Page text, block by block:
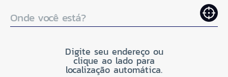
Onde você está?
Digite seu endereço ou
clique ao lado para
localização automática.